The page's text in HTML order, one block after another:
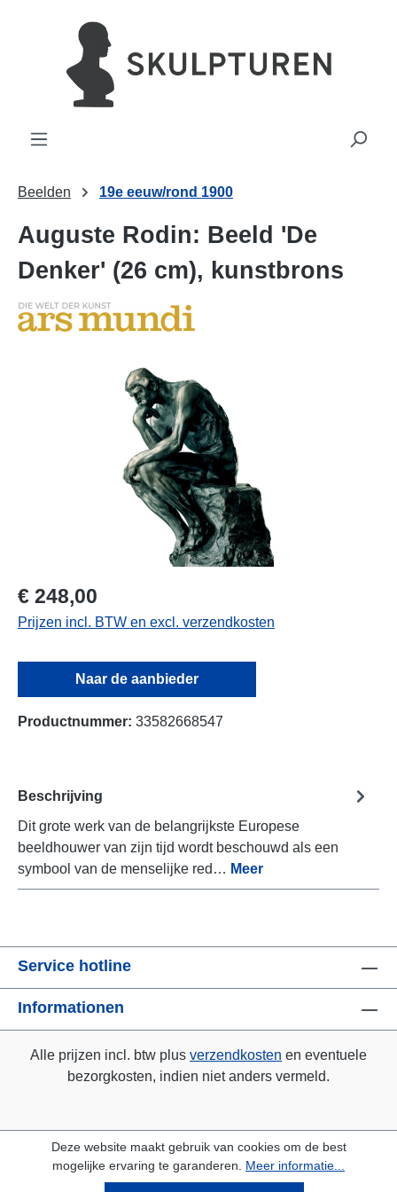
Beelden 19e eeuw/rond 1900
Auguste Rodin: Beeld 'De
Denker' (26 cm), kunstbrons
Afbeeldingengalerij overslaan
€ 248,00
Prijzen incl. BTW en excl. verzendkosten
Naar de aanbieder
Productnummer: 33582668547
Beschrijving
Dit grote werk van de belangrijkste Europese
beeldhouwer van zijn tijd wordt beschouwd als een
symbool van de menselijke red… Meer
Service hotline
Informationen
Alle prijzen incl. btw plus verzendkosten en eventuele
bezorgkosten, indien niet anders vermeld.
Deze website maakt gebruik van cookies om de best
mogelijke ervaring te garanderen. Meer informatie...